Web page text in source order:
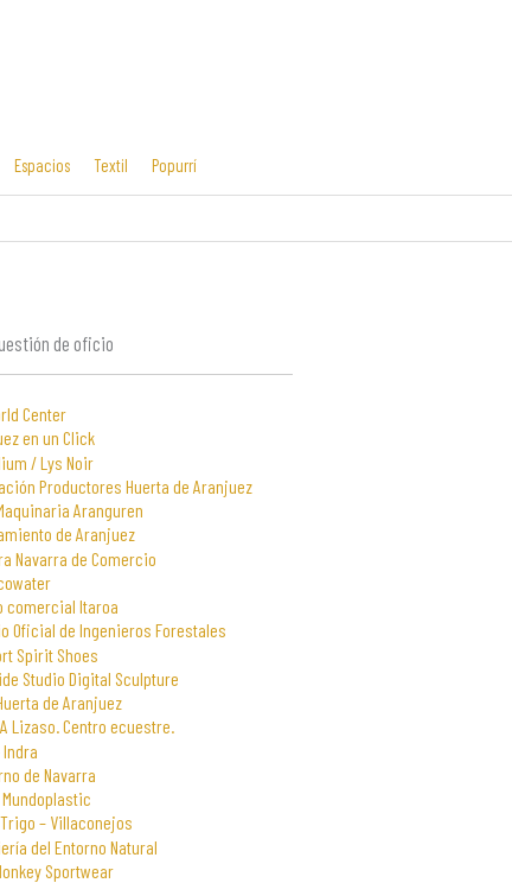
Espacios Textil Popurrí
de oficio
Center
en un Click
/ Lys Noir
Productores Huerta de Aranjuez
Aranguren
de Aranjuez
Navarra de Comercio
comercial Itaroa
Oficial de Ingenieros Forestales
Spirit Shoes
Studio Digital Sculpture
de Aranjuez
Lizaso. Centro ecuestre.
de Navarra
Mundoplastic
– Villaconejos
del Entorno Natural
Sportwear